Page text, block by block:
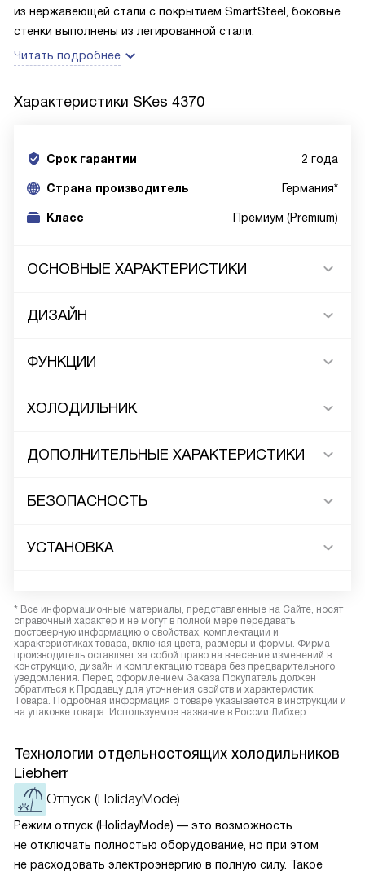
из нержавеющей стали с покрытием SmartSteel, боковые
стенки выполнены из легированной стали.
Читать подробнее
Характеристики SKes 4370
Срок гарантии 2 года
Cтрана производитель Германия*
Класс Премиум (Premium)
ОСНОВНЫЕ ХАРАКТЕРИСТИКИ
ДИЗАЙН
ФУНКЦИИ
ХОЛОДИЛЬНИК
ДОПОЛНИТЕЛЬНЫЕ ХАРАКТЕРИСТИКИ
БЕЗОПАСНОСТЬ
УСТАНОВКА
* Все информационные материалы, представленные на Сайте, носят
справочный характер и не могут в полной мере передавать
достоверную информацию о свойствах, комплектации и
характеристиках товара, включая цвета, размеры и формы. Фирма-
производитель оставляет за собой право на внесение изменений в
конструкцию, дизайн и комплектацию товара без предварительного
уведомления. Перед оформлением Заказа Покупатель должен
обратиться к Продавцу для уточнения свойств и характеристик
Товара. Подробная информация о товаре указывается в инструкции и
на упаковке товара. Используемое название в России Либхер
Технологии отдельностоящих холодильников
Liebherr
Отпуск (HolidayMode)
Режим отпуск (HolidayMode) — это возможность
не отключать полностью оборудование, но при этом
не расходовать электроэнергию в полную силу. Такое